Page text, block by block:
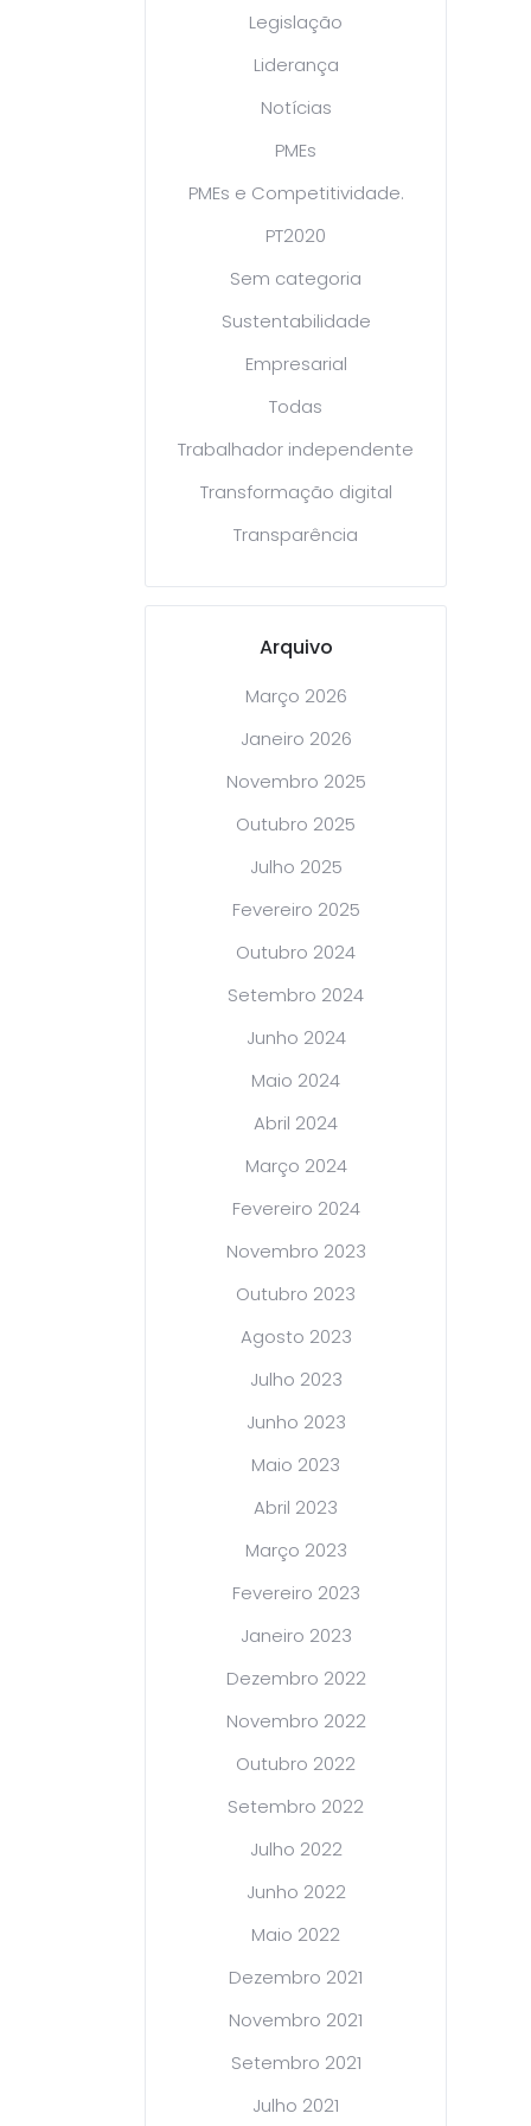
Legislação
Liderança
Notícias
PMEs
PMEs e Competitividade.
PT2020
Sem categoria
Sustentabilidade
Empresarial
Todas
Trabalhador independente
Transformação digital
Transparência
Arquivo
Março 2026
Janeiro 2026
Novembro 2025
Outubro 2025
Julho 2025
Fevereiro 2025
Outubro 2024
Setembro 2024
Junho 2024
Maio 2024
Abril 2024
Março 2024
Fevereiro 2024
Novembro 2023
Outubro 2023
Agosto 2023
Julho 2023
Junho 2023
Maio 2023
Abril 2023
Março 2023
Fevereiro 2023
Janeiro 2023
Dezembro 2022
Novembro 2022
Outubro 2022
Setembro 2022
Julho 2022
Junho 2022
Maio 2022
Dezembro 2021
Novembro 2021
Setembro 2021
Julho 2021